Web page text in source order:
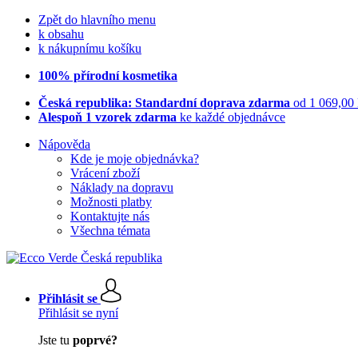
Zpět do hlavního menu
k obsahu
k nákupnímu košíku
100% přírodní kosmetika
Česká republika: Standardní doprava zdarma od 1 069,00
Alespoň 1 vzorek zdarma ke každé objednávce
Nápověda
Kde je moje objednávka?
Vrácení zboží
Náklady na dopravu
Možnosti platby
Kontaktujte nás
Všechna témata
Přihlásit se
Přihlásit se nyní
Jste tu poprvé?